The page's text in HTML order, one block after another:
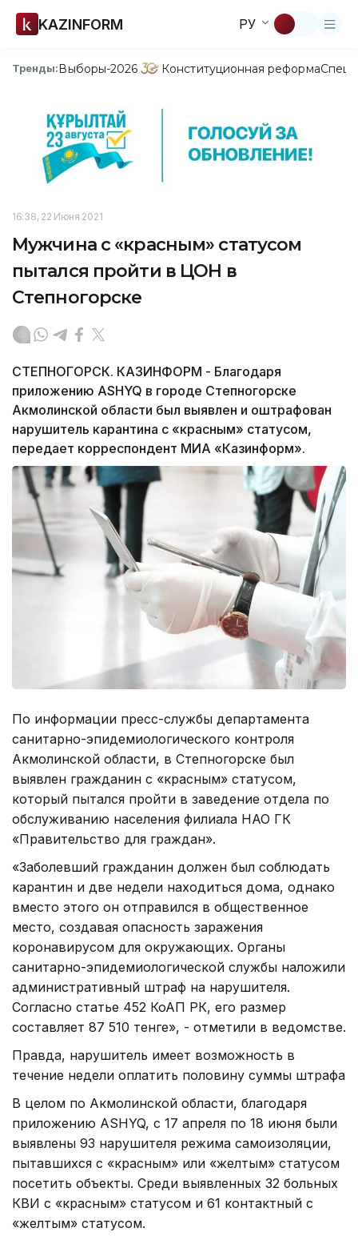
KAZINFORM РУ
Тренды:Выборы-2026 Конституционная реформа
16:38, 22 Июня 2021
Мужчина с «красным» статусом
пытался пройти в ЦОН в
Степногорске
СТЕПНОГОРСК. КАЗИНФОРМ - Благодаря
приложению ASHYQ в городе Степногорске
Акмолинской области был выявлен и оштрафован
нарушитель карантина с «красным» статусом,
передает корреспондент МИА «Казинформ».
По информации пресс-службы департамента
санитарно-эпидемиологического контроля
Акмолинской области, в Степногорске был
выявлен гражданин с «красным» статусом,
который пытался пройти в заведение отдела по
обслуживанию населения филиала НАО ГК
«Правительство для граждан».
«Заболевший гражданин должен был соблюдать
карантин и две недели находиться дома, однако
вместо этого он отправился в общественное
место, создавая опасность заражения
коронавирусом для окружающих. Органы
санитарно-эпидемиологической службы наложили
административный штраф на нарушителя.
Согласно статье 452 КоАП РК, его размер
составляет 87 510 тенге», - отметили в ведомстве.
Правда, нарушитель имеет возможность в
течение недели оплатить половину суммы штрафа
В целом по Акмолинской области, благодаря
приложению ASHYQ, с 17 апреля по 18 июня были
выявлены 93 нарушителя режима самоизоляции,
пытавшихся с «красным» или «желтым» статусом
посетить объекты. Среди выявленных 32 больных
КВИ с «красным» статусом и 61 контактный с
«желтым» статусом.